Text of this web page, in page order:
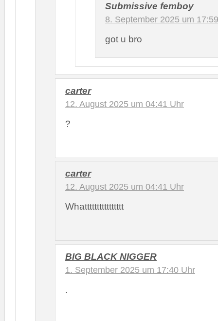
Submissive femboy
8. September 2025 um
got u bro
carter
12. August 2025 um 04:41 Uhr
?
carter
12. August 2025 um 04:41 Uhr
Whatttttttttttttttt
BIG BLACK NIGGER
1. September 2025 um 17:40 Uhr
.